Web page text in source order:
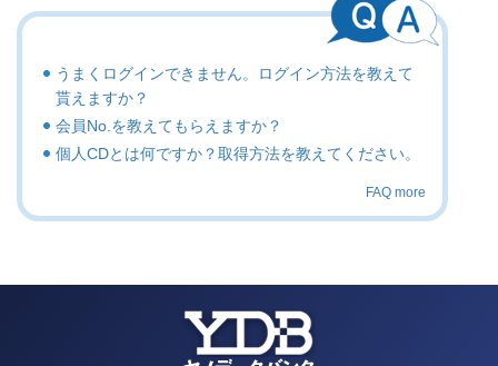
うまくログインできません。ログイン方法を教えて
貰えますか？
会員No.を教えてもらえますか？
個人CDとは何ですか？取得方法を教えてください。
FAQ more